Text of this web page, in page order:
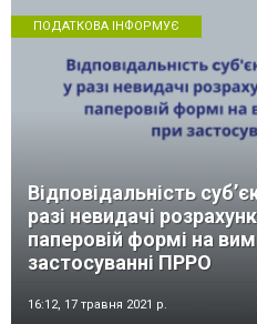
ПОДАТКОВА ІНФОРМУЄ
Відповідальність
разі невидачі
паперовій формі на
застосуванні ПРРО
16:12, 17 травня 2021 р.